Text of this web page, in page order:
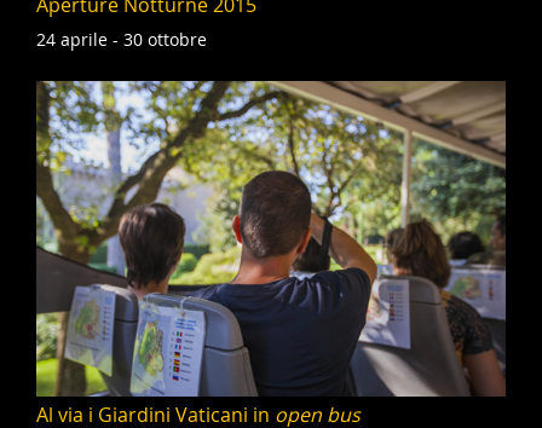
24 aprile - 30 ottobre
Al via i Giardini Vaticani in open bus